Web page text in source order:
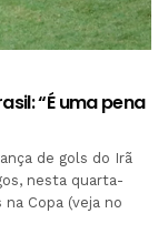
“É uma pena
de gols do Irã
nesta quarta-
Copa (veja no